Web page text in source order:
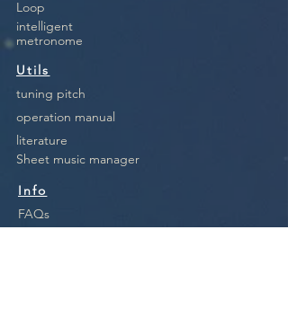
Loop
intelligent
metronome
Utils
tuning pitch
operation manual
literature
Sheet music manager
Info
FAQs